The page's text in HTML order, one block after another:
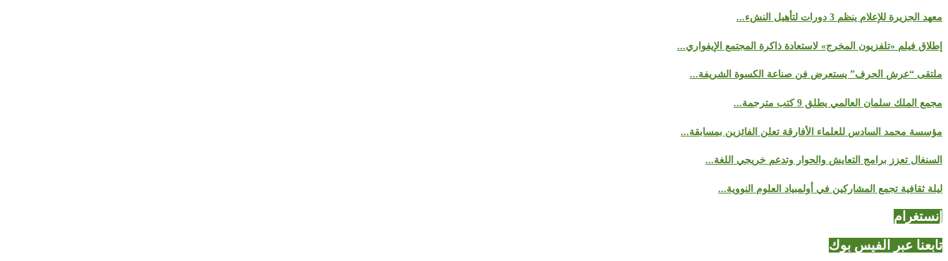
معهد الجزيرة للإعلام ينظم 3 دورات لتأهيل النشء...
إطلاق فيلم «تلفزيون المخرج» لاستعادة ذاكرة المجتمع الإيفواري...
ملتقى “عرش الحرف” يستعرض فن صناعة الكسوة الشريفة...
مجمع الملك سلمان العالمي يطلق 9 كتب مترجمة...
مؤسسة محمد السادس للعلماء الأفارقة تعلن الفائزين بمسابقة...
السنغال تعزز برامج التعايش والحوار وتدعم خريجي اللغة...
ليلة ثقافية تجمع المشاركين في أولمبياد العلوم النووية...
إنستغرام
تابعنا عبر الفيس بوك